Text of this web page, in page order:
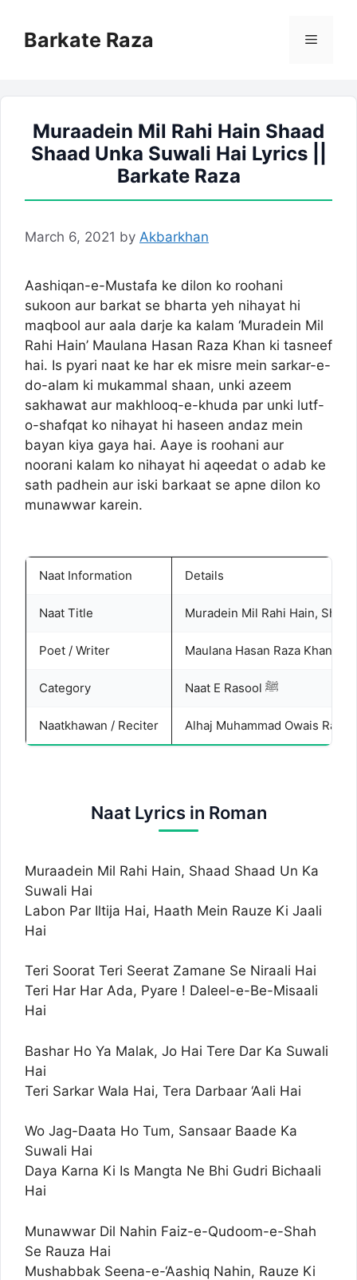
contentBarkate Raza Menu
Muraadein Mil Rahi Hain Shaad
Shaad Unka Suwali Hai Lyrics ||
Barkate Raza
March 6, 2021 by Akbarkhan
Aashiqan-e-Mustafa ke dilon ko roohani
sukoon aur barkat se bharta yeh nihayat hi
maqbool aur aala darje ka kalam ‘Muradein Mil
Rahi Hain’ Maulana Hasan Raza Khan ki tasneef
hai. Is pyari naat ke har ek misre mein sarkar-e-
do-alam ki mukammal shaan, unki azeem
sakhawat aur makhlooq-e-khuda par unki lutf-
o-shafqat ko nihayat hi haseen andaz mein
bayan kiya gaya hai. Aaye is roohani aur
noorani kalam ko nihayat hi aqeedat o adab ke
sath padhein aur iski barkaat se apne dilon ko
munawwar karein.
Naat Information Details
Naat Title Muradein Mil Rahi Hain,
Poet / Writer Maulana Hasan Raza Khan
Category Naat E Rasool ﷺ
Naatkhawan / Reciter Alhaj Muhammad Owais Raza
Naat Lyrics in Roman
Muraadein Mil Rahi Hain, Shaad Shaad Un Ka
Suwali Hai
Labon Par Iltija Hai, Haath Mein Rauze Ki Jaali
Hai
Teri Soorat Teri Seerat Zamane Se Niraali Hai
Teri Har Har Ada, Pyare ! Daleel-e-Be-Misaali
Hai
Bashar Ho Ya Malak, Jo Hai Tere Dar Ka Suwali
Hai
Teri Sarkar Wala Hai, Tera Darbaar ‘Aali Hai
Wo Jag-Daata Ho Tum, Sansaar Baade Ka
Suwali Hai
Daya Karna Ki Is Mangta Ne Bhi Gudri Bichaali
Hai
Munawwar Dil Nahin Faiz-e-Qudoom-e-Shah
Se Rauza Hai
Mushabbak Seena-e-‘Aashiq Nahin, Rauze Ki